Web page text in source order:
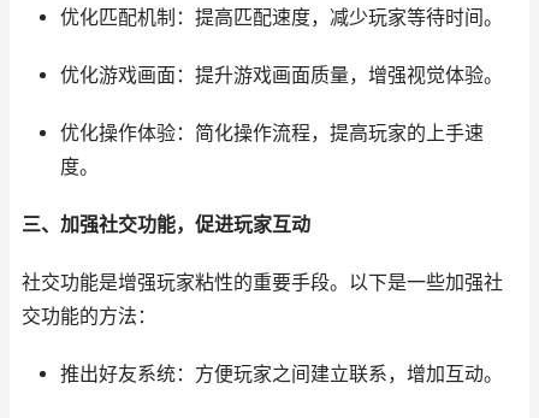
优化匹配机制：提高匹配速度，减少玩家等待时间。
优化游戏画面：提升游戏画面质量，增强视觉体验。
优化操作体验：简化操作流程，提高玩家的上手速
度。
三、加强社交功能，促进玩家互动
社交功能是增强玩家粘性的重要手段。以下是一些加强社
交功能的方法：
推出好友系统：方便玩家之间建立联系，增加互动。